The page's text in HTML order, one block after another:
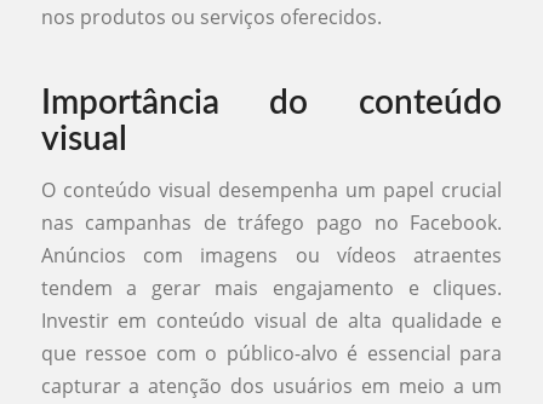
nos produtos ou serviços oferecidos.
Importância do conteúdo
visual
O conteúdo visual desempenha um papel crucial
nas campanhas de tráfego pago no Facebook.
Anúncios com imagens ou vídeos atraentes
tendem a gerar mais engajamento e cliques.
Investir em conteúdo visual de alta qualidade e
que ressoe com o público-alvo é essencial para
capturar a atenção dos usuários em meio a um